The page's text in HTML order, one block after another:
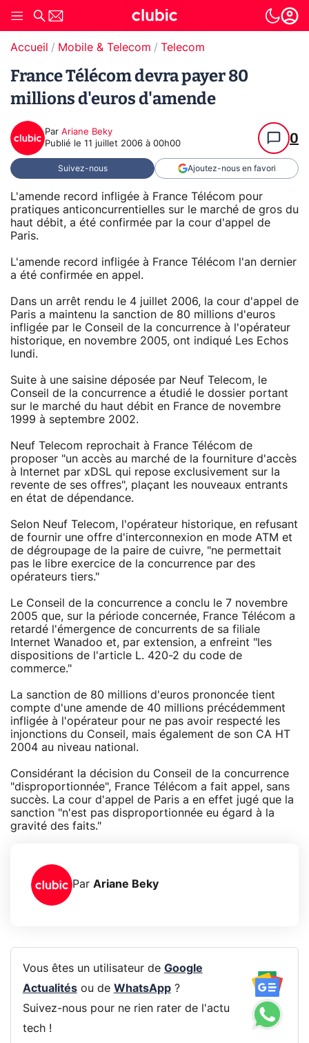
Accueil Mobile & Telecom Telecom
France Télécom devra payer 80
millions d'euros d'amende
Par Ariane Beky
Publié le 11 juillet 2006 à 00h00 0
Suivez-nous Ajoutez-nous en favori
L'amende record infligée à France Télécom pour
pratiques anticoncurrentielles sur le marché de gros du
haut débit, a été confirmée par la cour d'appel de
Paris.
L'amende record infligée à France Télécom l'an dernier
a été confirmée en appel.
Dans un arrêt rendu le 4 juillet 2006, la cour d'appel de
Paris a maintenu la sanction de 80 millions d'euros
infligée par le Conseil de la concurrence à l'opérateur
historique, en novembre 2005, ont indiqué Les Echos
lundi.
Suite à une saisine déposée par Neuf Telecom, le
Conseil de la concurrence a étudié le dossier portant
sur le marché du haut débit en France de novembre
1999 à septembre 2002.
Neuf Telecom reprochait à France Télécom de
proposer "un accès au marché de la fourniture d'accès
à Internet par xDSL qui repose exclusivement sur la
revente de ses offres", plaçant les nouveaux entrants
en état de dépendance.
Selon Neuf Telecom, l'opérateur historique, en refusant
de fournir une offre d'interconnexion en mode ATM et
de dégroupage de la paire de cuivre, "ne permettait
pas le libre exercice de la concurrence par des
opérateurs tiers."
Le Conseil de la concurrence a conclu le 7 novembre
2005 que, sur la période concernée, France Télécom a
retardé l'émergence de concurrents de sa filiale
Internet Wanadoo et, par extension, a enfreint "les
dispositions de l'article L. 420-2 du code de
commerce."
La sanction de 80 millions d'euros prononcée tient
compte d'une amende de 40 millions précédemment
infligée à l'opérateur pour ne pas avoir respecté les
injonctions du Conseil, mais également de son CA HT
2004 au niveau national.
Considérant la décision du Conseil de la concurrence
"disproportionnée", France Télécom a fait appel, sans
succès. La cour d'appel de Paris a en effet jugé que la
sanction "n'est pas disproportionnée eu égard à la
gravité des faits."
Par Ariane Beky
Vous êtes un utilisateur de Google
Actualitésou de WhatsApp?
Suivez-nous pour ne rien rater de l'actu
tech !